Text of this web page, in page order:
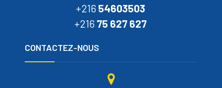
+216 54603503
+216 75 627 627
CONTACTEZ-NOUS